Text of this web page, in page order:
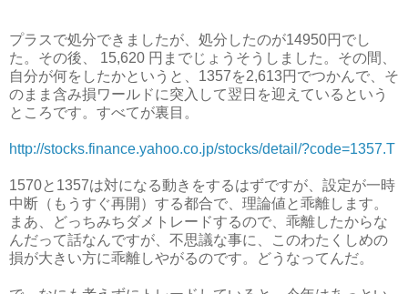
プラスで処分できましたが、処分したのが14950円でし
た。その後、 15,620 円までじょうそうしました。その間、
自分が何をしたかというと、1357を2,613円でつかんで、そ
のまま含み損ワールドに突入して翌日を迎えているという
ところです。すべてが裏目。
http://stocks.finance.yahoo.co.jp/stocks/detail/?code=1357.T
1570と1357は対になる動きをするはずですが、設定が一時
中断（もうすぐ再開）する都合で、理論値と乖離します。
まあ、どっちみちダメトレードするので、乖離したからな
んだって話なんですが、不思議な事に、このわたくしめの
損が大きい方に乖離しやがるのです。どうなってんだ。